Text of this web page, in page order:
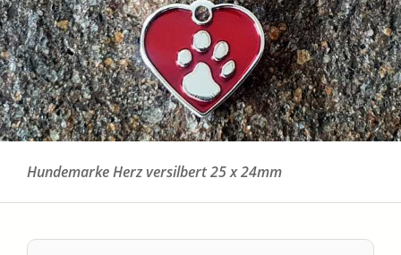
Hundemarke Herz versilbert 25 x 24mm